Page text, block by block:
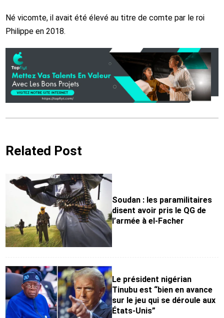
Né vicomte, il avait été élevé au titre de comte par le roi
Philippe en 2018.
Related Post
Soudan : les paramilitaires
disent avoir pris le QG de
l’armée à el-Facher
Le président nigérian
Tinubu est “bien en avance
sur le jeu qui se déroule aux
États-Unis”